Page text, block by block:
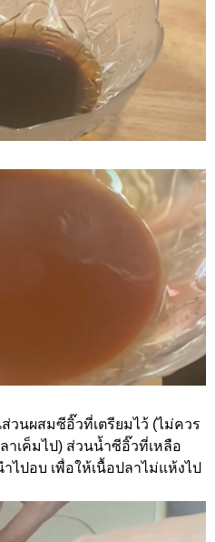
วนผสมซีอิ๊วที่เตรียมไว้ (ไม่ควร
าเค็มไป) ส่วนน้ำซีอิ๊วที่เหลือ
ไปอบ เพื่อให้เนื้อปลาไม่แห้งไป